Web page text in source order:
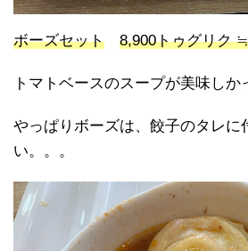
ボーズセット 8,900トゥグリク
トマトベースのスープが美味しか
やっぱりボーズは、餃子のタレに
い。。。